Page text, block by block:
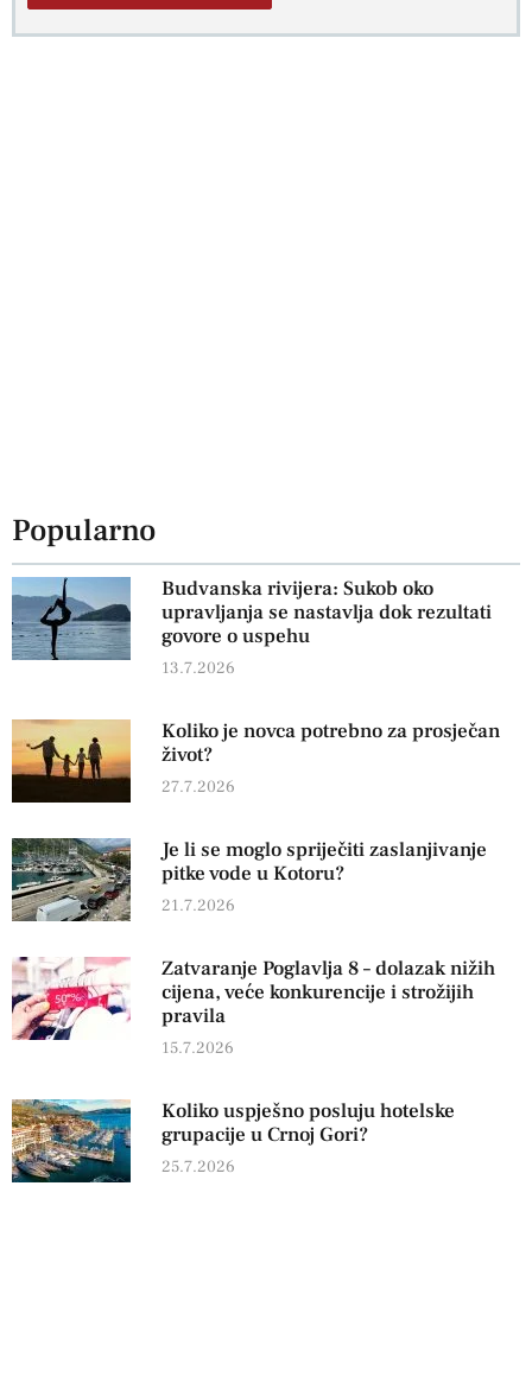
Popularno
Budvanska rivijera: Sukob oko
upravljanja se nastavlja dok rezultati
govore o uspehu
13.7.2026
Koliko je novca potrebno za prosječan
život?
27.7.2026
Je li se moglo spriječiti zaslanjivanje
pitke vode u Kotoru?
21.7.2026
Zatvaranje Poglavlja 8 – dolazak nižih
cijena, veće konkurencije i strožijih
pravila
15.7.2026
Koliko uspješno posluju hotelske
grupacije u Crnoj Gori?
25.7.2026